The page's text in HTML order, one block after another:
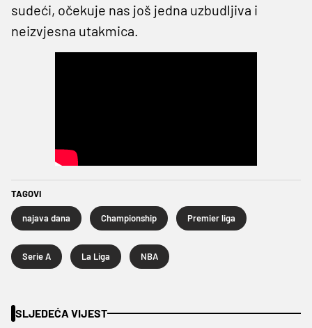
sudeći, očekuje nas još jedna uzbudljiva i
neizvjesna utakmica.
TAGOVI
najava dana Championship Premier liga
Serie A La Liga NBA
SLJEDEĆA VIJEST